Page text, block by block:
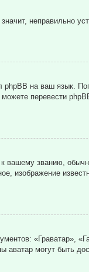
неправильно
на ваш язык.
можете перевести
вашему званию,
изображение
«Граватар»,
аватар могут быть